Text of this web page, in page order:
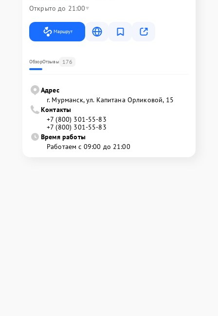
Открыто до 21:00
Маршрут
ОбзорОтзывы 176
Адрес
г. Мурманск, ул. Капитана Орликовой, 15
Контакты
+7 (800) 301-55-83
+7 (800) 301-55-83
Время работы
Работаем с 09:00 до 21:00